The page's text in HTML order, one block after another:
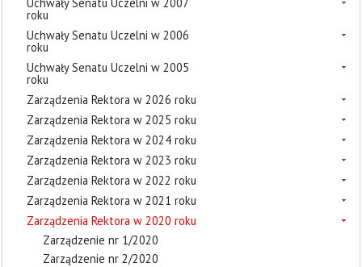
roku
Uchwały Senatu Uczelni w 2006
roku
Uchwały Senatu Uczelni w 2005
roku
Zarządzenia Rektora w 2026 roku
Zarządzenia Rektora w 2025 roku
Zarządzenia Rektora w 2024 roku
Zarządzenia Rektora w 2023 roku
Zarządzenia Rektora w 2022 roku
Zarządzenia Rektora w 2021 roku
Zarządzenia Rektora w 2020 roku
Zarządzenie nr 1/2020
Zarządzenie nr 2/2020